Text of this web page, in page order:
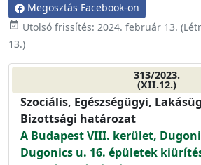
Megosztás Facebook-on
event_available Utolsó frissítés: 2024. február 13.
13.)
313/2023.
(XII.12.)
Szociális, Egészségügyi,
Bizottsági határozat
A Budapest VIII. kerület,
Dugonics u. 16. épületek